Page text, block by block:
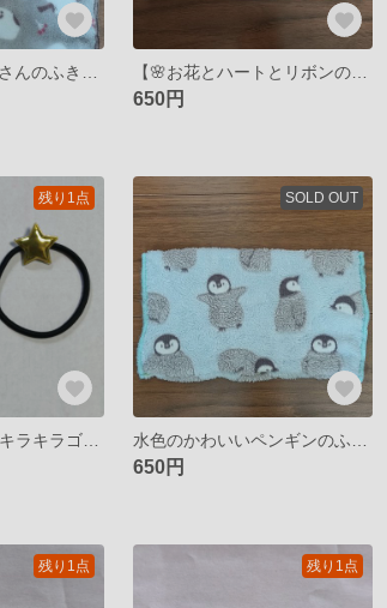
【🌸お花とハートとリボンのクリアケース🎀】
650円
残り1点
🐱光ってて面白いキラキラゴールドの星のヘアゴム🌟
SOLD OUT
650円
残り1点 残り1点